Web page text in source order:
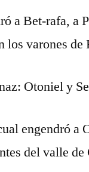
a Bet-rafa, a
los varones de
Otoniel y
engendró a
del valle